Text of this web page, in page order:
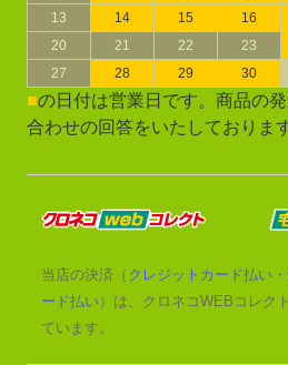
13
14 15 16
20
21 22 23
27
28 29 30
■の日付は営業日です。商品の
合わせの回答をいたしております
当店の決済（ クレジットカード払い ・
ード払い）は、クロネコWEBコレク
ています。